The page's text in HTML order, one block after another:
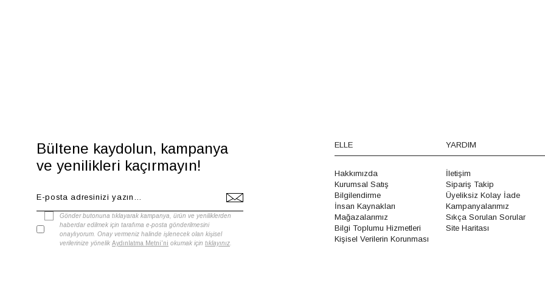
Bültene kaydolun, kampanya
ve yenilikleri kaçırmayın!
Gönder butonuna tıklayarak kampanya, ürün ve yeniliklerden
haberdar edilmek için tarafıma e-posta gönderilmesini
onaylıyorum. Onay vermeniz halinde işlenecek olan kişisel
verilerinize yönelik Aydınlatma Metni'ni okumak için tıklayınız
ELLE
Hakkımızda
Kurumsal Satış
Bilgilendirme
İnsan Kaynakları
Mağazalarımız
Bilgi Toplumu Hizmetleri
Kişisel Verilerin Korunması
YARDIM
İletişim
Sipariş Takip
Üyeliksiz Kolay İade
Kampanyalarımız
Sıkça Sorulan Sorular
Site Haritası